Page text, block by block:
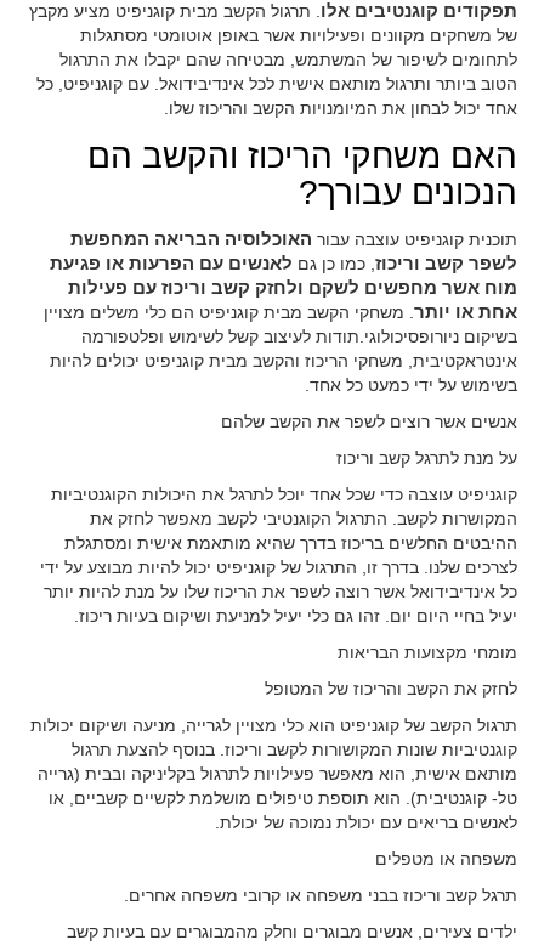
תפקודים קוגנטיבים אלו . תרגול הקשב מבית קוגניפיט מציע מקבץ
של משחקים מקוונים ופעילויות אשר באופן אוטומטי מסתגלות
לתחומים לשיפור של המשתמש, מבטיחה שהם יקבלו את התרגול
הטוב ביותר ותרגול מותאם אישית לכל אינדיבידואל. עם קוגניפיט, כל
אחד יכול לבחון את המיומנויות הקשב והריכוז שלו.
האם משחקי הריכוז והקשב הם
הנכונים עבורך?
תוכנית קוגניפיט עוצבה עבור האוכלוסיה הבריאה המחפשת
לשפר קשב וריכוז , כמו כן גם לאנשים עם הפרעות או פגיעת
מוח אשר מחפשים לשקם ולחזק קשב וריכוז עם פעילות
אחת או יותר . משחקי הקשב מבית קוגניפיט הם כלי משלים מצויין
בשיקום ניורופסיכולוגי.תודות לעיצוב קשל לשימוש ופלטפורמה
אינטראקטיבית, משחקי הריכוז והקשב מבית קוגניפיט יכולים להיות
בשימוש על ידי כמעט כל אחד.
אנשים אשר רוצים לשפר את הקשב שלהם
על מנת לתרגל קשב וריכוז
קוגניפיט עוצבה כדי שכל אחד יוכל לתרגל את היכולות הקוגנטיביות
המקושרות לקשב. התרגול הקוגנטיבי לקשב מאפשר לחזק את
ההיבטים החלשים בריכוז בדרך שהיא מותאמת אישית ומסתגלת
לצרכים שלנו. בדרך זו, התרגול של קוגניפיט יכול להיות מבוצע על ידי
כל אינדיבידואל אשר רוצה לשפר את הריכוז שלו על מנת להיות יותר
יעיל בחיי היום יום. זהו גם כלי יעיל למניעת ושיקום בעיות ריכוז.
מומחי מקצועות הבריאות
לחזק את הקשב והריכוז של המטופל
תרגול הקשב של קוגניפיט הוא כלי מצויין לגרייה, מניעה ושיקום יכולות
קוגנטיביות שונות המקושורות לקשב וריכוז. בנוסף להצעת תרגול
מותאם אישית, הוא מאפשר פעילויות לתרגול בקליניקה ובבית (גרייה
טל- קוגנטיבית). הוא תוספת טיפולים מושלמת לקשיים קשביים, או
לאנשים בריאים עם יכולת נמוכה של יכולת.
משפחה או מטפלים
תרגל קשב וריכוז בבני משפחה או קרובי משפחה אחרים.
ילדים צעירים, אנשים מבוגרים וחלק מהמבוגרים עם בעיות קשב